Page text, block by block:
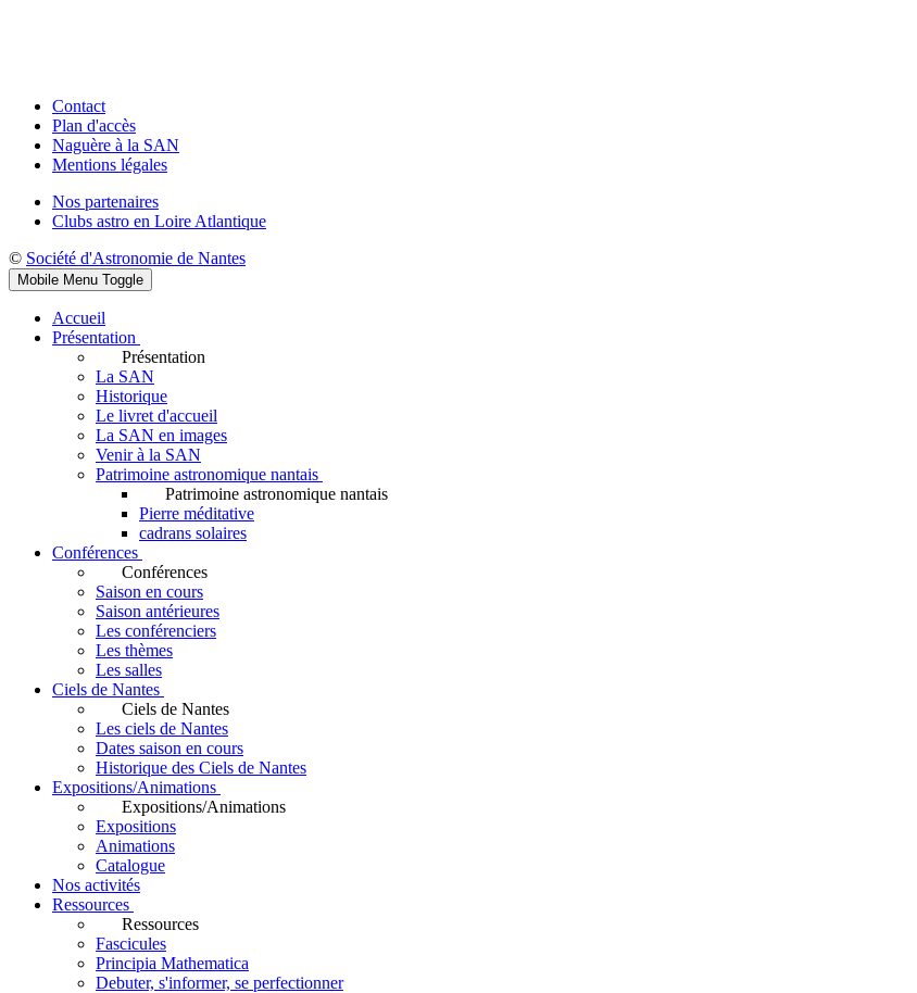
Contact
Plan d'accès
Naguère à la SAN
Mentions légales
Nos partenaires
Clubs astro en Loire Atlantique
© Société d'Astronomie de Nantes
Mobile Menu Toggle
Accueil
Présentation
Présentation
La SAN
Historique
Le livret d'accueil
La SAN en images
Venir à la SAN
Patrimoine astronomique nantais
Patrimoine astronomique nantais
Pierre méditative
cadrans solaires
Conférences
Conférences
Saison en cours
Saison antérieures
Les conférenciers
Les thèmes
Les salles
Ciels de Nantes
Ciels de Nantes
Les ciels de Nantes
Dates saison en cours
Historique des Ciels de Nantes
Expositions/Animations
Expositions/Animations
Expositions
Animations
Catalogue
Nos activités
Ressources
Ressources
Fascicules
Principia Mathematica
Debuter, s'informer, se perfectionner